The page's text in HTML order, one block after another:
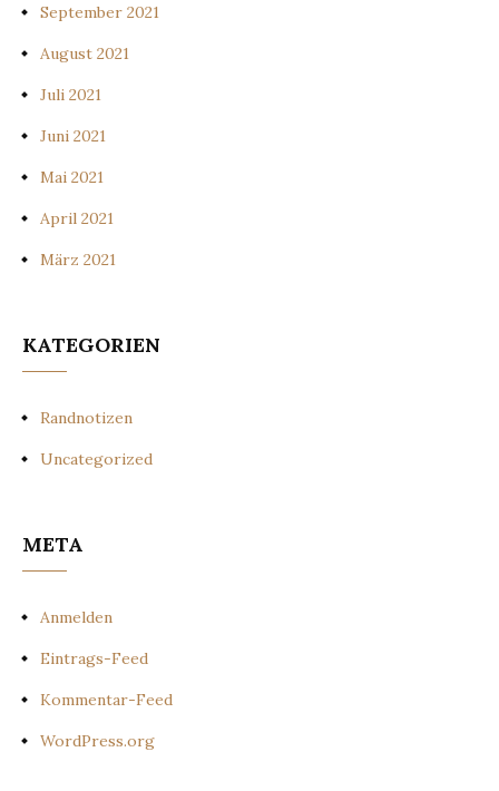
September 2021
August 2021
Juli 2021
Juni 2021
Mai 2021
April 2021
März 2021
KATEGORIEN
Randnotizen
Uncategorized
META
Anmelden
Eintrags-Feed
Kommentar-Feed
WordPress.org